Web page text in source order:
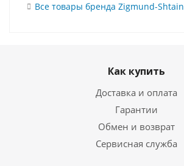
Все товары бренда Zigmund-Shtain
Как купить
Доставка и оплата
Гарантии
Обмен и возврат
Сервисная служба